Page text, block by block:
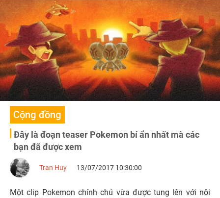
Cộng đồng
Đây là đoạn teaser Pokemon bí ẩn nhất mà các
bạn đã được xem
Tran Huy 13/07/2017 10:30:00
Một clip Pokemon chính chủ vừa được tung lên với nội